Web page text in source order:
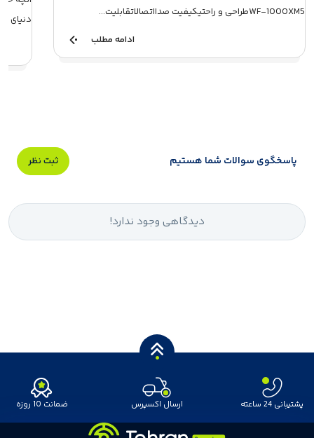
WF-1000XM5طراحی و راحتیکیفیت صدااتصالاتقابلیت...
ادامه مطلب
دنیای
پاسخگوی سوالات شما هستیم ثبت نظر
دیدگاهی وجود ندارد!
پشتیبانی 24 ساعته ارسال اکسپرس ضمانت 10 روزه